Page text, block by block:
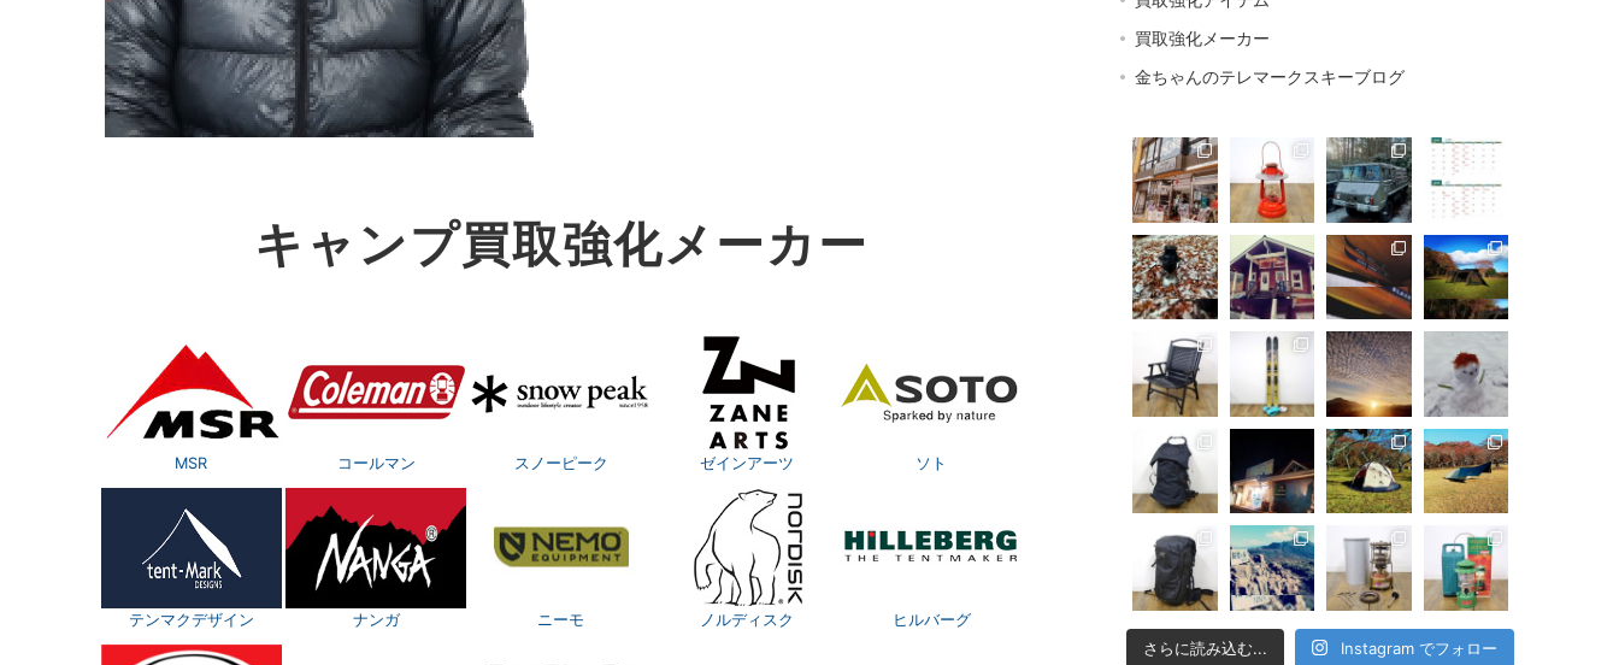
キャンプ買取強化メーカー
MSR コールマン スノーピーク ゼインアーツ ソト
テンマクデザイン ナンガ ニーモ ノルディスク ヒルバーグ
買取強化メーカー
金ちゃんのテレマークスキーブログ
さらに読み込む... Instagram でフォロー